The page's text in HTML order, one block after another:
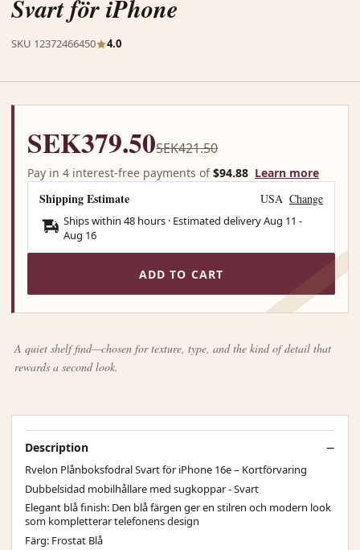
Svart för iPhone
SKU 12372466450 4.0
SEK379.50SEK421.50
Pay in 4 interest-free payments of$94.88 Learn more
Shipping Estimate USA Change
Ships within 48 hours · Estimated deliveryAug 11 -
Aug 16
ADD TO CART
A quiet shelf find—chosen for texture, type, and the kind of detail that
rewards a second look.
Description
Rvelon Plånboksfodral Svart för iPhone 16e – Kortförvaring
Dubbelsidad mobilhållare med sugkoppar - Svart
Elegant blå finish: Den blå färgen ger en stilren och modern look
som kompletterar telefonens design
Färg: Frostat Blå